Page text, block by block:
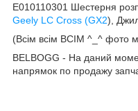
E010110301 Шестерня
Geely LC Cross (GX2),
(Всім всім ВСІМ ^_^ фото
BELBOGG - На даний
напрямок по продажу